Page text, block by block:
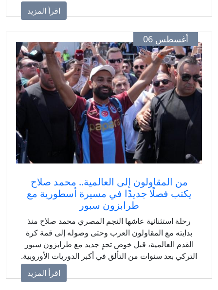
اقرأ المزيد
أغسطس 06
من المقاولون إلى العالمية.. محمد صلاح
يكتب فصلًا جديدًا في مسيرة أسطورية مع
طرابزون سبور
رحلة استثنائية عاشها النجم المصري محمد صلاح منذ
بدايته مع المقاولون العرب وحتى وصوله إلى قمة كرة
القدم العالمية، قبل خوض تحدٍ جديد مع طرابزون سبور
بعد سنوات من التألق في أكبر الدوريات الأوروبية.
اقرأ المزيد